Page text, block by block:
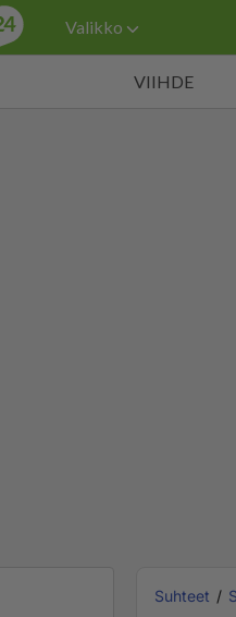
Valikko
VIIHDE
Suhteet